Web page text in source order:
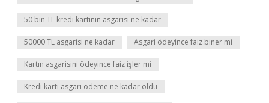
50 bin TL kredi kartının asgarisi ne kadar
50000 TL asgarisi ne kadar Asgari ödeyince faiz biner mi
Kartın asgarisini ödeyince faiz işler mi
Kredi kartı asgari ödeme ne kadar oldu